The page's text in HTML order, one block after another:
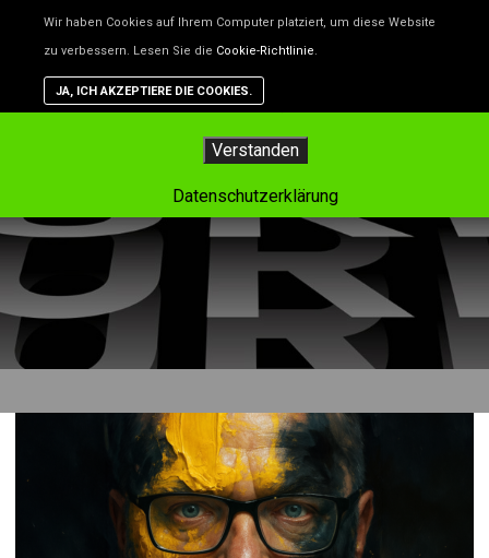
Tag-Archiv:news
Wir haben Cookies auf Ihrem Computer platziert, um diese Website
zu verbessern. Lesen Sie die Cookie-Richtlinie.
JA, ICH AKZEPTIERE DIE COOKIES.
Unsere Website benutzt Cookies – das sind kleine Dateien,
helfen, die Website besser zu machen. Wenn du nicht willst,
Browser einstellen. Aber dann funktioniert vielleicht nicht
auf der Website so, wie es soll.
Verstanden
Datenschutzerklärung